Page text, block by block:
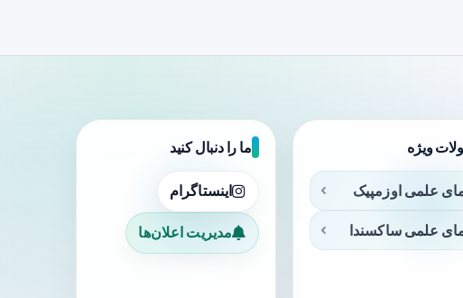
ویژه
علمی اوزمپیک
علمی ساکسندا
ما را دنبال کنید
اینستاگرام
مدیریت اعلان‌ها